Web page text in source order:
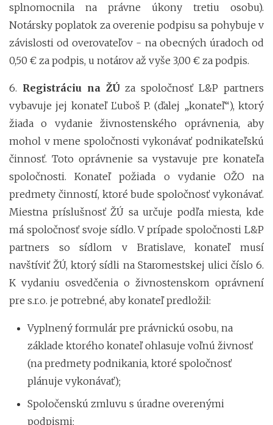
splnomocnila na právne úkony tretiu osobu).
Notársky poplatok za overenie podpisu sa pohybuje v
závislosti od overovateľov - na obecných úradoch od
0,50 € za podpis, u notárov až vyše 3,00 € za podpis.
6. Registráciu na ŽÚ za spoločnosť L&P partners
vybavuje jej konateľ Ľuboš P. (ďalej „konateľ“), ktorý
žiada o vydanie živnostenského oprávnenia, aby
mohol v mene spoločnosti vykonávať podnikateľskú
činnosť. Toto oprávnenie sa vystavuje pre konateľa
spoločnosti. Konateľ požiada o vydanie OŽO na
predmety činností, ktoré bude spoločnosť vykonávať.
Miestna príslušnosť ŽÚ sa určuje podľa miesta, kde
má spoločnosť svoje sídlo. V prípade spoločnosti L&P
partners so sídlom v Bratislave, konateľ musí
navštíviť ŽÚ, ktorý sídli na Staromestskej ulici číslo 6.
K vydaniu osvedčenia o živnostenskom oprávnení
pre s.r.o. je potrebné, aby konateľ predložil:
Vyplnený formulár pre právnickú osobu, na
základe ktorého konateľ ohlasuje voľnú živnosť
(na predmety podnikania, ktoré spoločnosť
plánuje vykonávať);
Spoločenskú zmluvu s úradne overenými
podpismi;